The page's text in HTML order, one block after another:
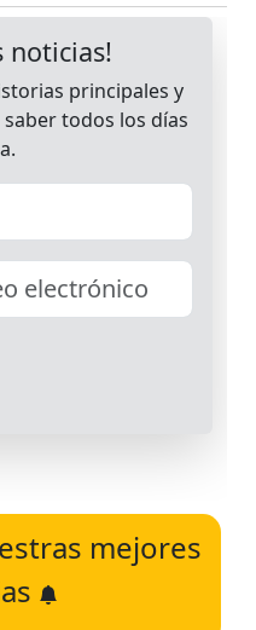
mejores